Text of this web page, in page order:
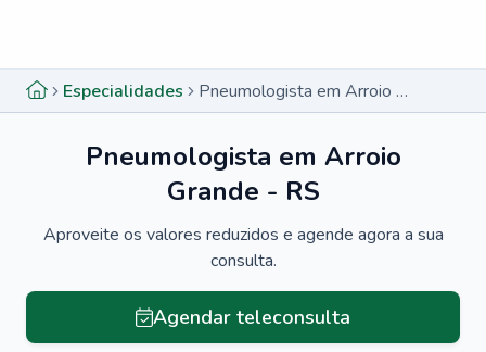
Especialidades Pneumologista em Arroio Grande - RS
Pneumologista em Arroio
Grande - RS
Aproveite os valores reduzidos e agende agora a sua
consulta.
Agendar teleconsulta